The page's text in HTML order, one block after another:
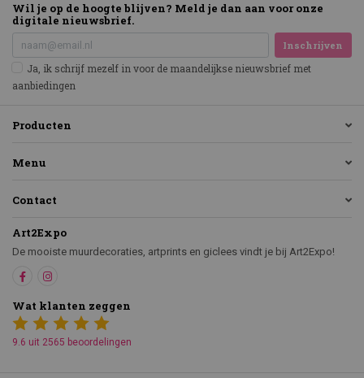
Wil je op de hoogte blijven? Meld je dan aan voor onze
digitale nieuwsbrief.
Inschrijven
Ja, ik schrijf mezelf in voor de maandelijkse nieuwsbrief met
aanbiedingen
Producten
Menu
Contact
Art2Expo
De mooiste muurdecoraties, artprints en giclees vindt je bij Art2Expo!
Wat klanten zeggen
9.6 uit 2565 beoordelingen